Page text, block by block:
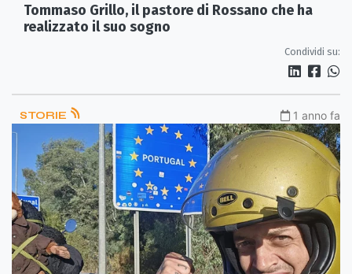
Tommaso Grillo, il pastore di Rossano che ha
realizzato il suo sogno
Condividi su:
STORIE 1 anno fa